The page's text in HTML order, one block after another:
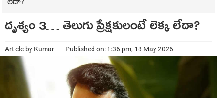
దృశ్యం 3… తెలుగు ప్రేక్షకులంటే లెక్క లేదా?
Article by Kumar Published on: 1:36 pm, 18 May 2026